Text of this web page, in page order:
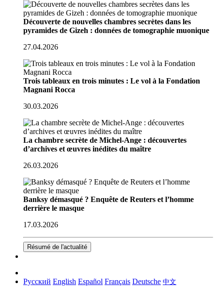
Découverte de nouvelles chambres secrètes dans les
pyramides de Gizeh : données de tomographie muonique
27.04.2026
Trois tableaux en trois minutes : Le vol à la Fondation
Magnani Rocca
30.03.2026
La chambre secrète de Michel-Ange : découvertes
d’archives et œuvres inédites du maître
26.03.2026
Banksy démasqué ? Enquête de Reuters et l’homme
derrière le masque
17.03.2026
Résumé de l'actualité
Русский English Español Français Deutsche 中文